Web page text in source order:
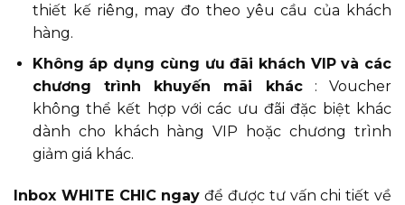
thiết kế riêng, may đo theo yêu cầu của khách
hàng.
Không áp dụng cùng ưu đãi khách VIP và các
chương trình khuyến mãi khác: Voucher
không thể kết hợp với các ưu đãi đặc biệt khác
dành cho khách hàng VIP hoặc chương trình
giảm giá khác.
Inbox WHITE CHIC ngay để được tư vấn chi tiết về